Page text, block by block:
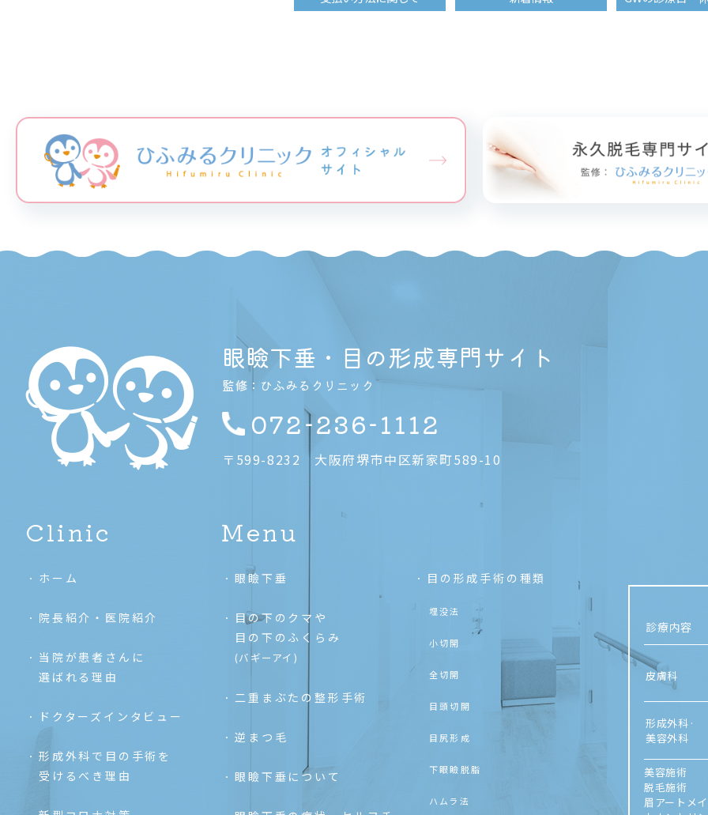
眼瞼下垂・目の形成専門サイト
監修：ひふみるクリニック
072-236-1112
〒599-8232 大阪府堺市中区新家町589-10
Clinic
ホーム
院長紹介・医院紹介
当院が患者さんに
選ばれる理由
ドクターズインタビュー
形成外科で目の手術を
受けるべき理由
Menu
眼瞼下垂
目の下のクマや
目の下のふくらみ
(バギーアイ)
二重まぶたの整形手術
逆まつ毛
眼瞼下垂について
目の形成手術の種類
埋没法
小切開
全切開
目頭切開
目尻形成
下眼瞼脱脂
ハムラ法
診療内容
皮膚科
形成外科·
美容外科
美容施術
脱毛施術
眉アートメ